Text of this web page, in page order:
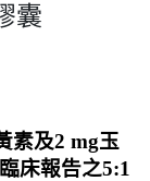
囊
素及2 mg玉
床報告之5:1